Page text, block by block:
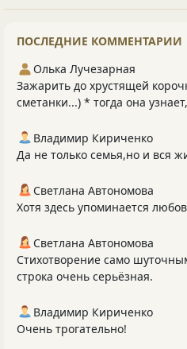
ПОСЛЕДНИЕ КОММЕНТАРИИ
Олька Лучезарная
Зажарить до хрустящей
сметанки...) * тогда она
Владимир Кириченко
Да не только семья,но и вся
Светлана Автономова
Хотя здесь упоминается
Светлана Автономова
Стихотворение само
строка очень серьёзная.
Владимир Кириченко
Очень трогательно!